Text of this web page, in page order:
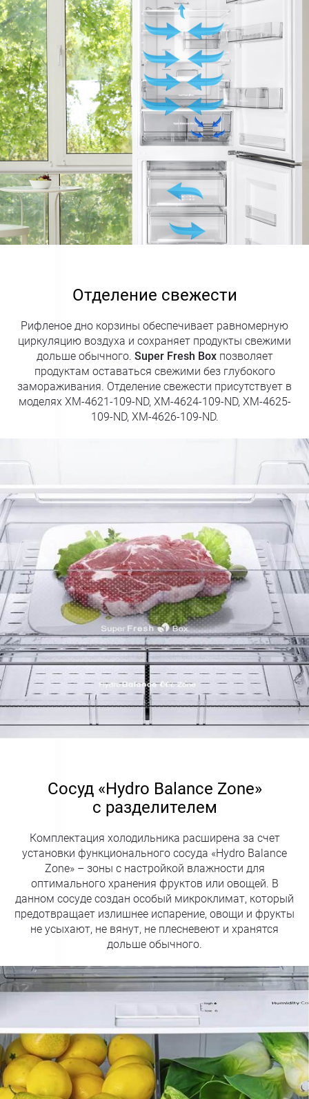
Отделение свежести
Рифленое дно корзины обеспечивает равномерную
циркуляцию воздуха и сохраняет продукты свежими
дольше обычного. Super Fresh Boxпозволяет
продуктам оставаться свежими без глубокого
замораживания. Отделение свежести присутствует в
моделях ХМ-4621-109-ND, ХМ-4624-109-ND, ХМ-4625-
109-ND, ХМ-4626-109-ND.
Сосуд «Hydro Balance Zone»
с разделителем
Комплектация холодильника расширена за счет
установки функционального сосуда «Hydro Balance
Zone» – зоны с настройкой влажности для
оптимального хранения фруктов или овощей. В
данном сосуде создан особый микроклимат, который
предотвращает излишнее испарение, овощи и фрукты
не усыхают, не вянут, не плесневеют и хранятся
дольше обычного.